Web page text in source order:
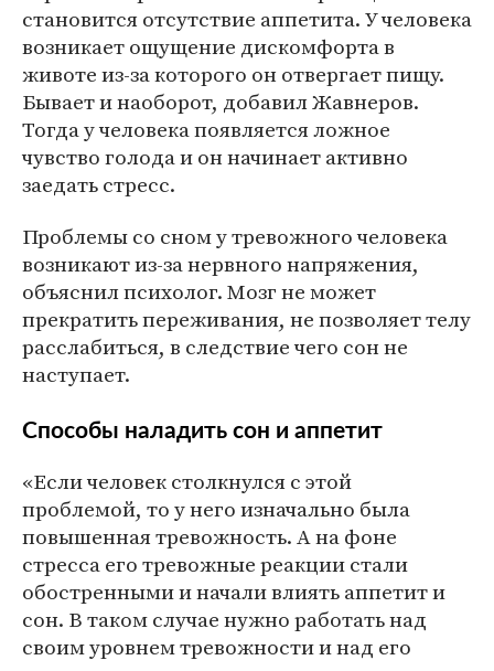
становится отсутствие аппетита. У человека
возникает ощущение дискомфорта в
животе из-за которого он отвергает пищу.
Бывает и наоборот, добавил Жавнеров.
Тогда у человека появляется ложное
чувство голода и он начинает активно
заедать стресс.
Проблемы со сном у тревожного человека
возникают из-за нервного напряжения,
объяснил психолог. Мозг не может
прекратить переживания, не позволяет телу
расслабиться, в следствие чего сон не
наступает.
Способы наладить сон и аппетит
«Если человек столкнулся с этой
проблемой, то у него изначально была
повышенная тревожность. А на фоне
стресса его тревожные реакции стали
обостренными и начали влиять аппетит и
сон. В таком случае нужно работать над
своим уровнем тревожности и над его